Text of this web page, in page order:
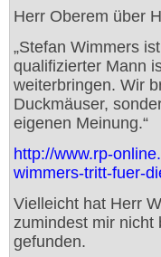
Herr Oberem über
„Stefan Wimmers
qualifizierter Mann
weiterbringen. Wir
Duckmäuser,
eigenen Meinung.“
http://www.rp-
wimmers-tritt-fuer-
Vielleicht hat Herr
zumindest mir nicht
gefunden.